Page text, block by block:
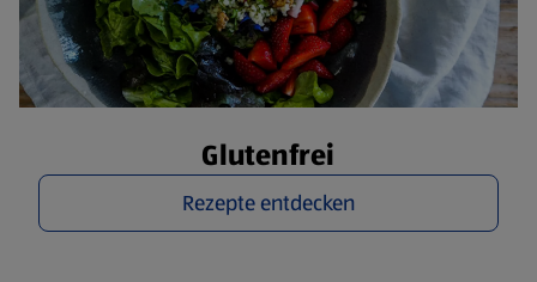
Glutenfrei
Rezepte entdecken